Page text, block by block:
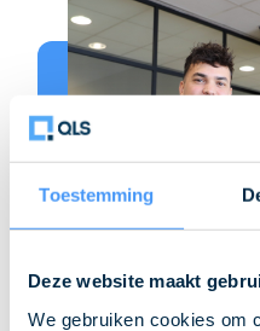
Toestemming
Deze website maakt
We gebruiken cookies om